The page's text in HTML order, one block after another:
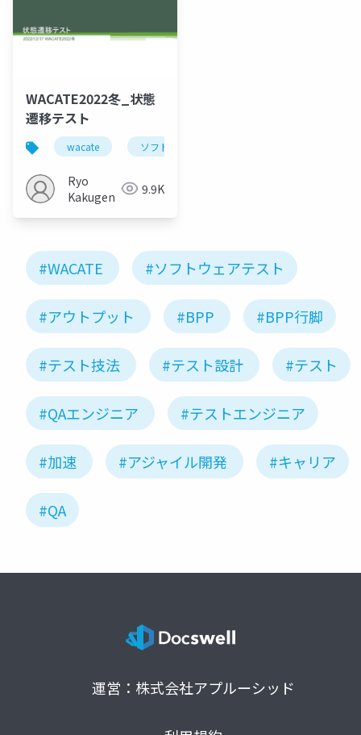
WACATE2022冬_状態
遷移テスト
wacate ソフトウェアテスト
Ryo
Kakugen
9.9K
#WACATE #ソフトウェアテスト
#アウトプット #BPP #BPP行脚
#テスト技法 #テスト設計 #テスト
#QAエンジニア #テストエンジニア
#加速 #アジャイル開発 #キャリア
#QA
運営：株式会社アプルーシッド